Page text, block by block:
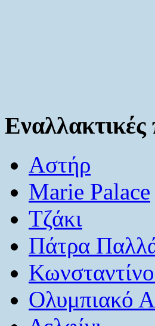
Εναλλακτικές
Αστήρ
Marie Palace
Τζάκι
Πάτρα
Ολυμπιακό